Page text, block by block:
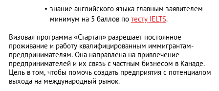
знание английского языка главным заявителем
минимум на 5 баллов по тесту IELTS.
Bизовая программа «Стартап» разрешает постоянное
проживание и работу квалифицированным иммигрантам-
предпринимателям. Она направлена на привлечение
предпринимателей и их связь с частным бизнесом в Канаде.
Цель в том, чтобы помочь создать предприятия с потенциалом
выхода на международный рынок.